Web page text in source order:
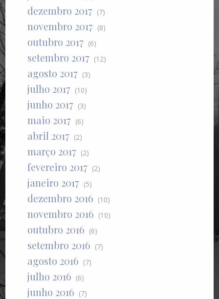
dezembro 2017 (7)
novembro 2017 (8)
outubro 2017 (6)
setembro 2017 (12)
agosto 2017 (3)
julho 2017 (10)
junho 2017 (3)
maio 2017 (6)
abril 2017 (2)
março 2017 (2)
fevereiro 2017 (2)
janeiro 2017 (5)
dezembro 2016 (10)
novembro 2016 (10)
outubro 2016 (6)
setembro 2016 (7)
agosto 2016 (7)
julho 2016 (6)
junho 2016 (7)